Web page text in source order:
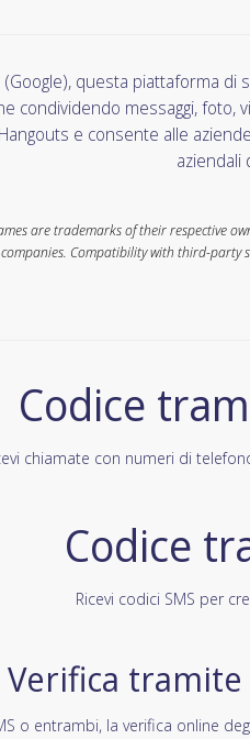
(Google), questa piattaforma
condividendo messaggi, foto,
e consente alle
aziendali
are trademarks of their respective
Compatibility with third-party
Codice
chiamate con numeri di
Codice
Ricevi codici SMS per
Verifica tramite
o entrambi, la verifica online